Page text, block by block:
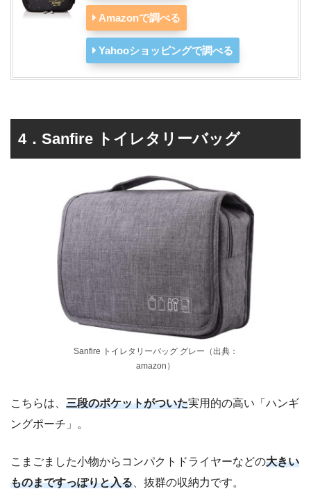
Amazonで調べる
Yahooショッピングで調べる
4．Sanfire トイレタリーバッグ
Sanfire トイレタリーバッグ グレー（出典：
amazon）
こちらは、 三段のポケットがついた実用的の高い「ハンギ
ングポーチ」。
こまごました小物からコンパクトドライヤーなどの大きい
ものまですっぽりと入る 、抜群の収納力です。